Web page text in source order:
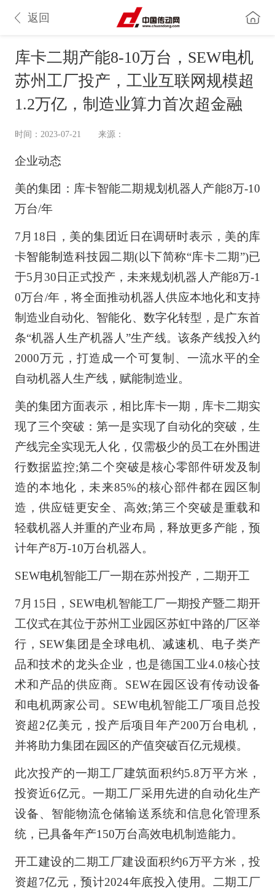
返回
库卡二期产能8-10万台，SEW电机
苏州工厂投产，工业互联网规模超
1.2万亿，制造业算力首次超金融
时间：2023-07-21 来源：
企业动态
美的集团：库卡智能二期规划机器人产能8万-10
万台/年
7月18日，美的集团近日在调研时表示，美的库
卡智能制造科技园二期(以下简称“库卡二期”)已
于5月30日正式投产，未来规划机器人产能8万-1
0万台/年，将全面推动机器人供应本地化和支持
制造业自动化、智能化、数字化转型，是广东首
条“机器人生产机器人”生产线。该条产线投入约
2000万元，打造成一个可复制、一流水平的全
自动机器人生产线，赋能制造业。
美的集团方面表示，相比库卡一期，库卡二期实
现了三个突破：第一是实现了自动化的突破，生
产线完全实现无人化，仅需极少的员工在外围进
行数据监控;第二个突破是核心零部件研发及制
造的本地化，未来85%的核心部件都在园区制
造，供应链更安全、高效;第三个突破是重载和
轻载机器人并重的产业布局，释放更多产能，预
计年产8万-10万台机器人。
SEW电机智能工厂一期在苏州投产，二期开工
7月15日，SEW电机智能工厂一期投产暨二期开
工仪式在其位于苏州工业园区苏虹中路的厂区举
行，SEW集团是全球电机、减速机、电子类产
品和技术的龙头企业，也是德国工业4.0核心技
术和产品的供应商。SEW在园区设有传动设备
和电机两家公司。SEW电机智能工厂项目总投
资超2亿美元，投产后项目年产200万台电机，
并将助力集团在园区的产值突破百亿元规模。
此次投产的一期工厂建筑面积约5.8万平方米，
投资近6亿元。一期工厂采用先进的自动化生产
设备、智能物流仓储输送系统和信息化管理系
统，已具备年产150万台高效电机制造能力。
开工建设的二期工厂建设面积约6万平方米，投
资超7亿元，预计2024年底投入使用。二期工厂